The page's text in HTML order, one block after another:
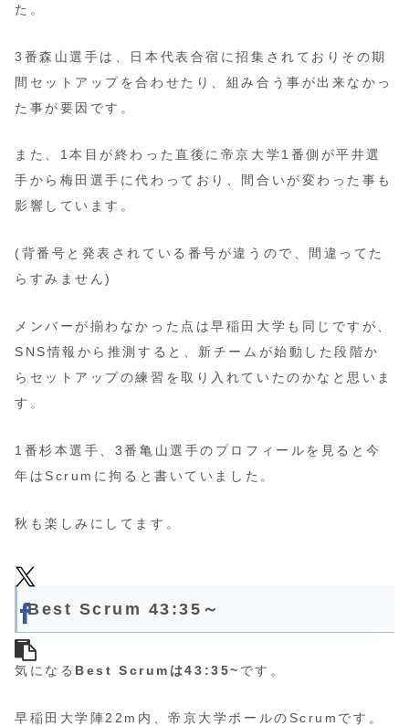
た。
3番森山選手は、日本代表合宿に招集されておりその期
間セットアップを合わせたり、組み合う事が出来なかっ
た事が要因です。
また、1本目が終わった直後に帝京大学1番側が平井選
手から梅田選手に代わっており、間合いが変わった事も
影響しています。
(背番号と発表されている番号が違うので、間違ってた
らすみません)
メンバーが揃わなかった点は早稲田大学も同じですが、
SNS情報から推測すると、新チームが始動した段階か
らセットアップの練習を取り入れていたのかなと思いま
す。
1番杉本選手、3番亀山選手のプロフィールを見ると今
年はScrumに拘ると書いていました。
秋も楽しみにしてます。
Best Scrum 43:35～
気になる Best Scrumは43:35~ です。
早稲田大学陣22m内、帝京大学ボールのScrumです。